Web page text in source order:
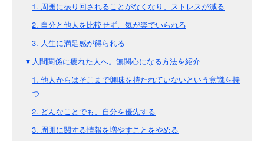
1. 周囲に振り回されることがなくなり、ストレスが減る
2. 自分と他人を比較せず、気が楽でいられる
3. 人生に満足感が得られる
▼人間関係に疲れた人へ。無関心になる方法を紹介
1. 他人からはそこまで興味を持たれていないという意識を持
つ
2. どんなことでも、自分を優先する
3. 周囲に関する情報を増やすことをやめる